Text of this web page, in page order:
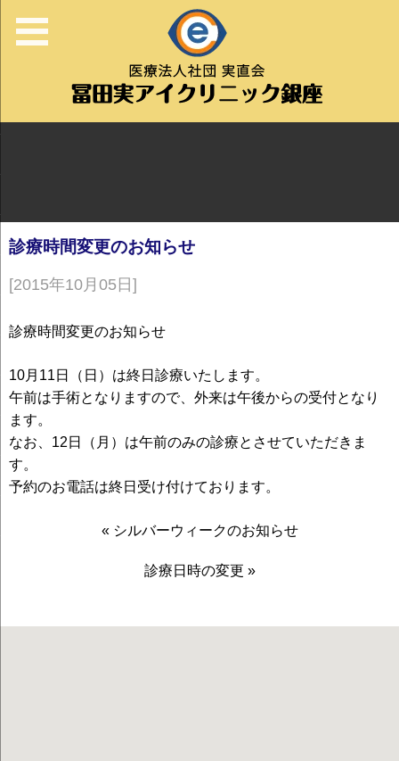
診療時間変更のお知らせ
[2015年10月05日]
診療時間変更のお知らせ
10月11日（日）は終日診療いたします。
午前は手術となりますので、外来は午後からの受付となり
ます。
なお、12日（月）は午前のみの診療とさせていただきま
す。
予約のお電話は終日受け付けております。
« シルバーウィークのお知らせ
診療日時の変更 »